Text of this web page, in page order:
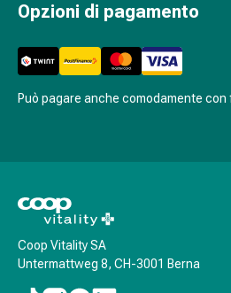
Sbalzi
Disturbi
del
sonno
per
il
naso
Disturbi
Opzioni di pagamento
Può pagare anche comodamente con
Coop Vitality SA
Untermattweg 8, CH-3001 Berna